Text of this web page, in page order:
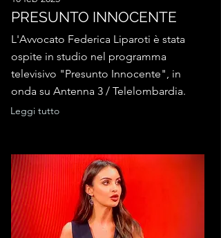
PRESUNTO INNOCENTE
L'Avvocato Federica Liparoti è stata
ospite in studio nel programma
televisivo "Presunto Innocente", in
onda su Antenna 3 / Telelombardia.
Leggi tutto